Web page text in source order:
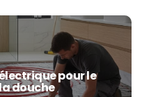
pour le
douche